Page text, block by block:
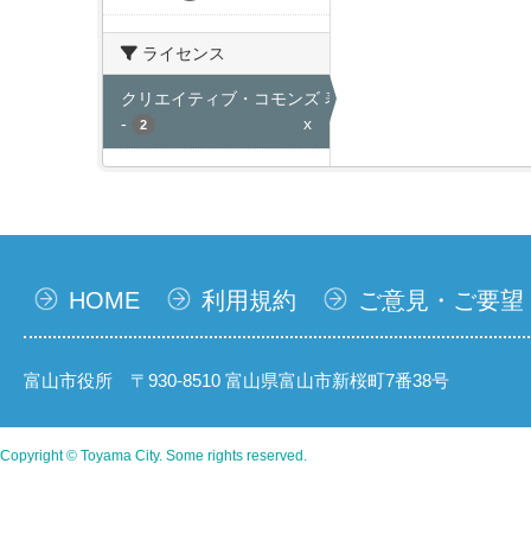
ライセンス
クリエイティブ・コモンズ 表示
-
2 x
HOME 利用規約 ご意見・ご要望
富山市役所 〒930-8510 富山県富山市新桜町7番38号
Copyright © Toyama City. Some rights reserved.